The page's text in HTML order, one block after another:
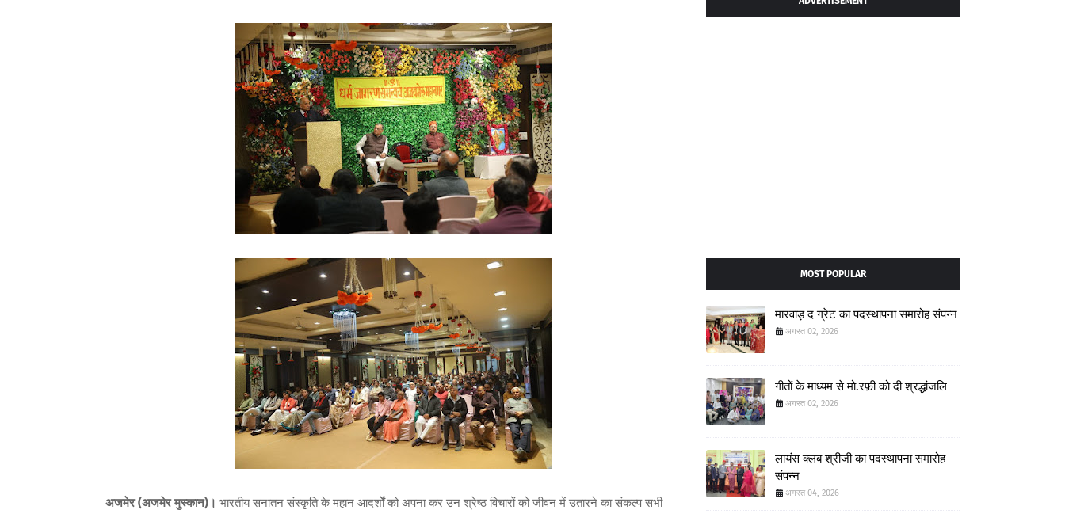
अजमेर (अजमेर मुस्कान)। भारतीय सनातन संस्कृति के महान आदर्शोें को अपना कर उन श्रेष्ठ विचारों को जीवन में उतारने का संकल्प सभी
MOST POPULAR
मारवाड़ द ग्रेट का पदस्थापना समारोह संपन्न
अगस्त 02, 2026
गीतों के माध्यम से मो.रफ़ी को दी श्रद्धांजलि
अगस्त 02, 2026
लायंस क्लब श्रीजी का पदस्थापना समारोह
संपन्न
अगस्त 04, 2026